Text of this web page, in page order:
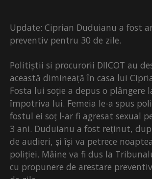
Update: Ciprian Duduianu a fost
preventiv pentru 30 de zile.
Politiștii si procurorii DIICOT au
această dimineață în casa lui
Fosta lui soție a depus o plângere
împotriva lui. Femeia le-a spus
fostul ei soț l-ar fi agresat sexual
3 ani. Duduianu a fost reținut,
de audieri, și își va petrece
poliției. Mâine va fi dus la
cu propunere de arestare